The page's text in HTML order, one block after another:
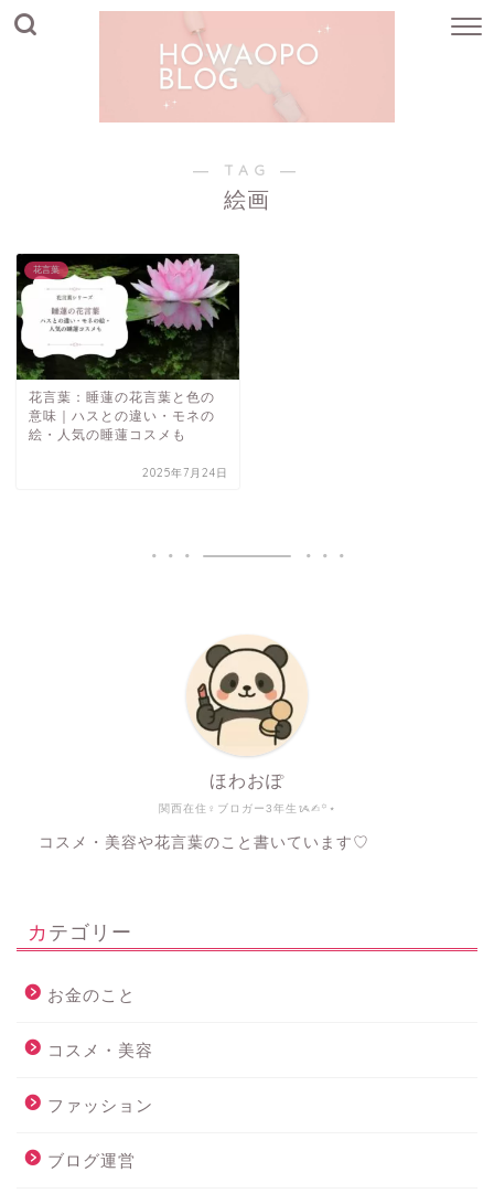
― TAG ―
絵画
花言葉
花言葉：睡蓮の花言葉と色の
意味｜ハスとの違い・モネの
絵・人気の睡蓮コスメも
2025年7月24日
関西在住♀ブロガー3年生ᝰ✍︎꙳⋆
ほわおぽ
コスメ・美容や花言葉のこと書いています♡
カテゴリー
お金のこと
コスメ・美容
ファッション
ブログ運営